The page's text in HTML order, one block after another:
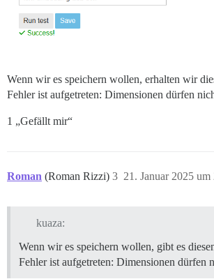
Wenn wir es speichern wollen, erhalten wir
Fehler ist aufgetreten: Dimensionen dürfen
1 „Gefällt mir“
Roman (Roman Rizzi) 21. Januar 2025 um
3
kuaza:
Wenn wir es speichern wollen, gibt es
Fehler ist aufgetreten: Dimensionen dürfen